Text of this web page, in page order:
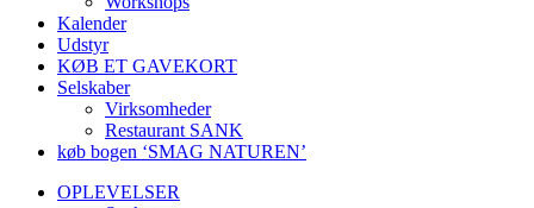
Kalender
Udstyr
KØB ET GAVEKORT
Selskaber
Virksomheder
Restaurant SANK
køb bogen ‘SMAG NATUREN’
OPLEVELSER